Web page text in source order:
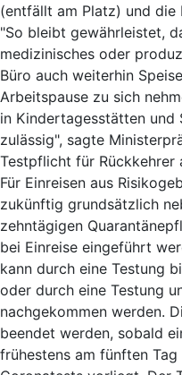
(entfällt am Platz) und
"So bleibt gewährleistet,
medizinisches oder
Büro auch weiterhin
Arbeitspause zu sich
in Kindertagesstätten und
zulässig", sagte
Testpflicht für Rückkehrer
Für Einreisen aus
zukünftig grundsätzlich
zehntägigen
bei Einreise eingeführt
kann durch eine Testung
oder durch eine Testung
nachgekommen werden.
beendet werden, sobald
frühestens am fünften